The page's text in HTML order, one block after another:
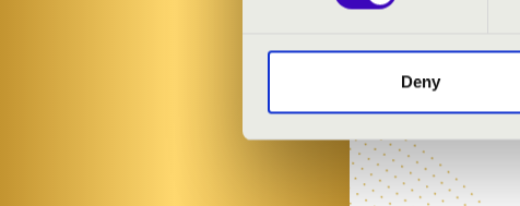
Deny
Kéménczy Antal
Four Bones Qurtet